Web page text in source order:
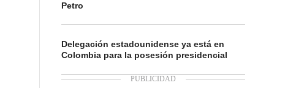
Petro
Delegación estadounidense ya está en
Colombia para la posesión presidencial